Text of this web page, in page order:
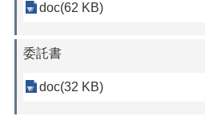
doc(62 KB)
委託書
doc(32 KB)